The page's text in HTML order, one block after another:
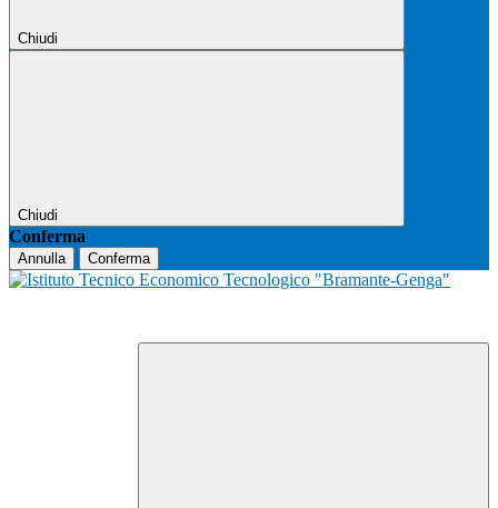
Chiudi
Chiudi
Conferma
Annulla Conferma